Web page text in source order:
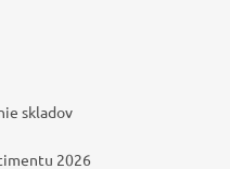
skladov
2026